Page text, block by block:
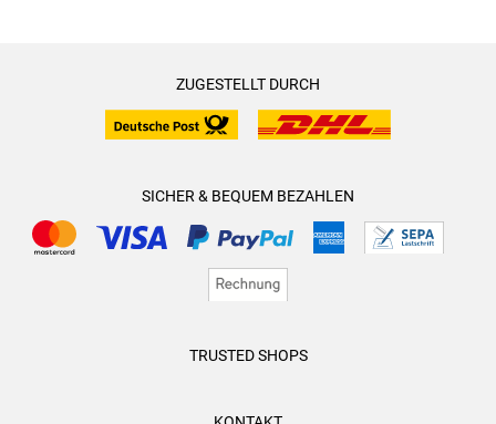
ZUGESTELLT DURCH
SICHER & BEQUEM BEZAHLEN
TRUSTED SHOPS